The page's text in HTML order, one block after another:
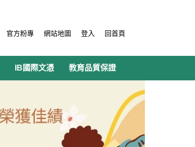
官方粉專 網站地圖 登入 回首頁
IB國際文憑 教育品質保證